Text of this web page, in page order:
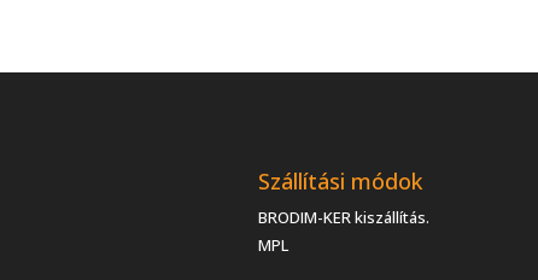
Szállítási módok
BRODIM-KER kiszállítás.
MPL